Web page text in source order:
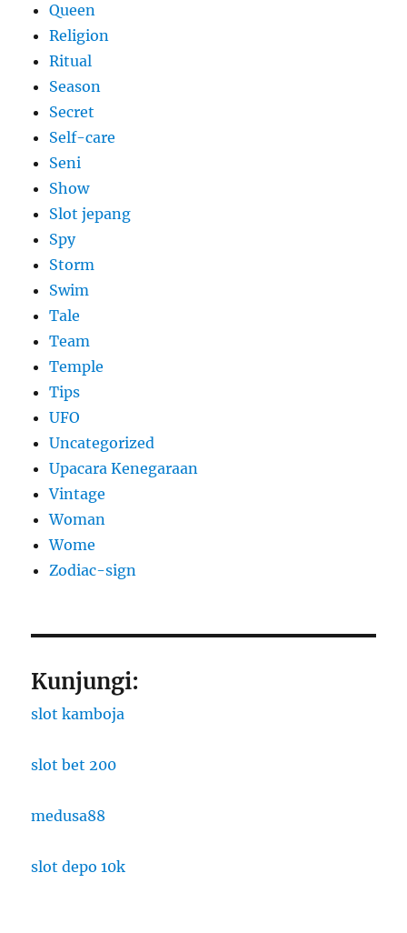
Queen
Religion
Ritual
Season
Secret
Self-care
Seni
Show
Slot jepang
Spy
Storm
Swim
Tale
Team
Temple
Tips
UFO
Uncategorized
Upacara Kenegaraan
Vintage
Woman
Wome
Zodiac-sign
Kunjungi:
slot kamboja
slot bet 200
medusa88
slot depo 10k